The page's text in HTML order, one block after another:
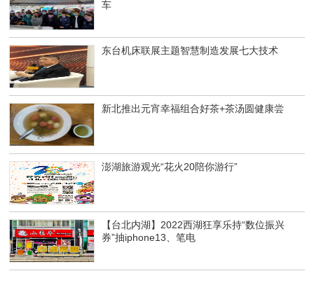
车
东台机床联展主题智慧制造发展七大技术
新北推出元宵幸福组合好茶+茶汤圆健康尝
澎湖旅游观光“花火20陪你游行”
【台北内湖】2022西湖狂享乐持“数位振兴
券”抽iphone13、笔电